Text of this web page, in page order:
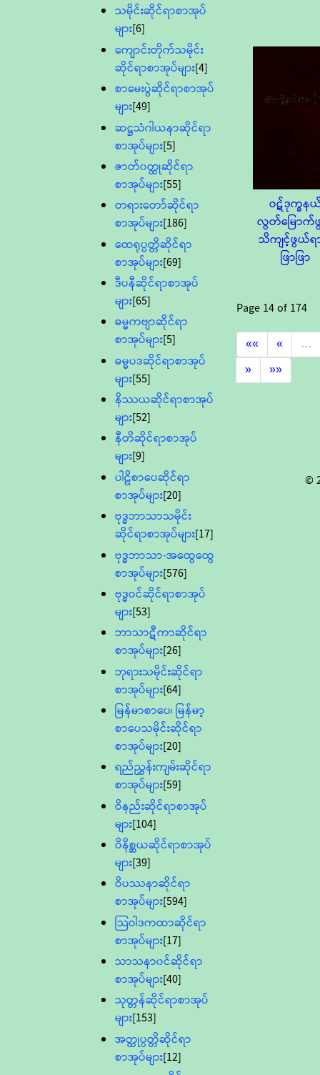
သမိုင်းဆိုင်ရာစာအုပ်
များ[6]
ကျောင်းတိုက်သမိုင်း
ဆိုင်ရာစာအုပ်များ[4]
စာမေးပွဲဆိုင်ရာစာအုပ်
များ[49]
ဆဋ္ဌသံဂါယနာဆိုင်ရာ
စာအုပ်များ[5]
ဇာတ်၀တ္ထုဆိုင်ရာ
စာအုပ်များ[55]
တရားတော်ဆိုင်ရာ
စာအုပ်များ[186]
ထေရုပ္ပတ္တိဆိုင်ရာ
စာအုပ်များ[69]
ဒီပနီဆိုင်ရာစာအုပ်
များ[65]
ဓမ္မကဗျာဆိုင်ရာ
စာအုပ်များ[5]
ဓမ္မပဒဆိုင်ရာစာအုပ်
များ[55]
နိဿယဆိုင်ရာစာအုပ်
များ[52]
နီတိဆိုင်ရာစာအုပ်
များ[9]
ပါဠိစာပေဆိုင်ရာ
စာအုပ်များ[20]
ဗုဒ္ဓဘာသာသမိုင်း
ဆိုင်ရာစာအုပ်များ[17]
ဗုဒ္ဓဘာသာ-အထွေထွေ
စာအုပ်များ[576]
ဗုဒ္ဓဝင်ဆိုင်ရာစာအုပ်
များ[53]
ဘာသာဋီကာဆိုင်ရာ
စာအုပ်များ[26]
ဘုရားသမိုင်းဆိုင်ရာ
စာအုပ်များ[64]
မြန်မာစာပေ၊ မြန်မာ့
စာပေသမိုင်းဆိုင်ရာ
စာအုပ်များ[20]
ရည်ညွှန်းကျမ်းဆိုင်ရာ
စာအုပ်များ[59]
ဝိနည်းဆိုင်ရာစာအုပ်
များ[104]
ဝိနိစ္ဆယဆိုင်ရာစာအုပ်
များ[39]
ဝိပဿနာဆိုင်ရာ
စာအုပ်များ[594]
သြဝါဒကထာဆိုင်ရာ
စာအုပ်များ[17]
သာသနာ၀င်ဆိုင်ရာ
စာအုပ်များ[40]
သုတ္တန်ဆိုင်ရာစာအုပ်
များ[153]
အတ္ထုပ္ပတ္တိဆိုင်ရာ
စာအုပ်များ[12]
ဝဋ်ဒုက္ခန
လွတ်မြော
သိကျင့်ဖွယ်
ဖြာဖြာ
Page14of174
««
«
…
»
»»
©